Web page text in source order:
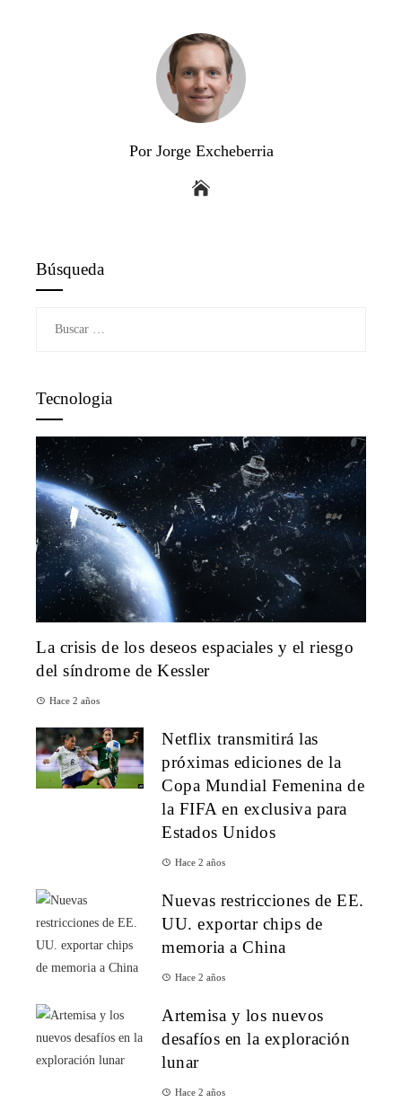
Por Jorge Excheberria
Búsqueda
Tecnologia
La crisis de los deseos espaciales y el riesgo
del síndrome de Kessler
Hace 2 años
Netflix transmitirá las
próximas ediciones de la
Copa Mundial Femenina de
la FIFA en exclusiva para
Estados Unidos
Hace 2 años
Nuevas restricciones de EE.
UU. exportar chips de
memoria a China
Hace 2 años
Artemisa y los nuevos
desafíos en la exploración
lunar
Hace 2 años